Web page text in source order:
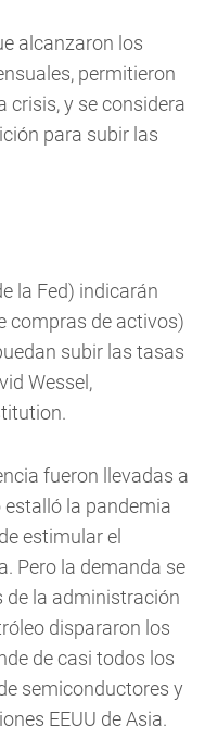
alcanzaron los
permitieron
crisis, y se considera
para subir las
la Fed) indicarán
compras de activos)
subir las tasas
Wessel,
fueron llevadas a
la pandemia
estimular el
Pero la demanda se
de la administración
dispararon los
de casi todos los
semiconductores y
EEUU de Asia.